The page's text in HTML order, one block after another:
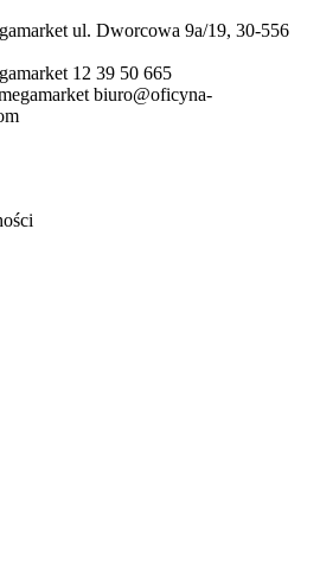
ul. Dworcowa 9a/19, 30-556
12 39 50 665
biuro@oficyna-